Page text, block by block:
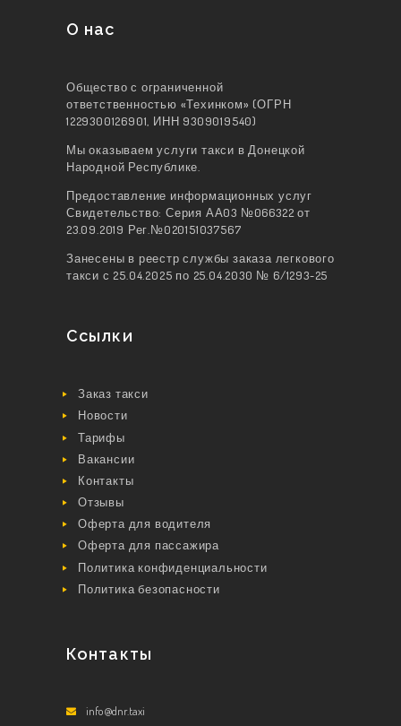
О нас
Общество с ограниченной
ответственностью «Техинком» (ОГРН
1229300126901, ИНН 9309019540)
Мы оказываем услуги такси в Донецкой
Народной Республике.
Предоставление информационных услуг
Свидетельство: Серия АА03 №066322 от
23.09.2019 Рег.№020151037567
Занесены в реестр службы заказа легкового
такси с 25.04.2025 по 25.04.2030 № 6/1293-25
Ссылки
Заказ такси
Новости
Тарифы
Вакансии
Контакты
Отзывы
Оферта для водителя
Оферта для пассажира
Политика конфиденциальности
Политика безопасности
Контакты
info@dnr.taxi